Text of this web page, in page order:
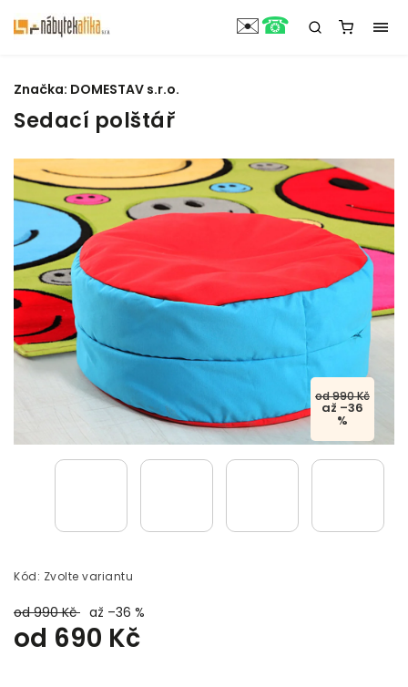
Sedací polštář
od 990 Kč
až –36
%
Kód: Zvolte variantu
od 990 Kč až –36 %
od 690 Kč
Značka: DOMESTAV s.r.o.
✉️☎